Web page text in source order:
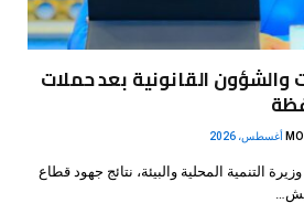
والشؤون القانونية بعد حملات
التنمية المحلية والبيئة، نتائج جهود قطاع